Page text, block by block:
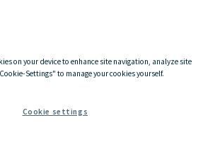
on your device to enhance site navigation, analyze site
Settings" to manage your cookies yourself.
Cookie settings